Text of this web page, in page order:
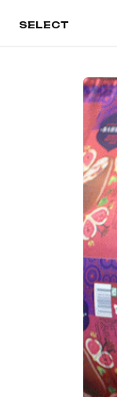
SELECT